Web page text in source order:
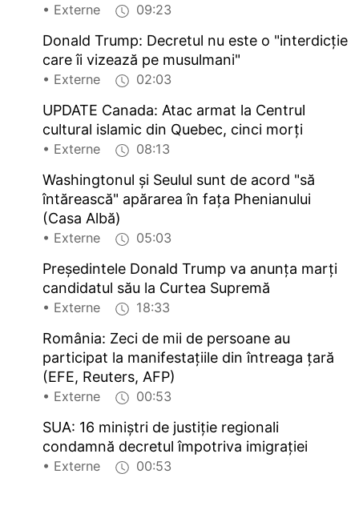
• Externe 09:23
Donald Trump: Decretul nu este o "interdicție
care îi vizează pe musulmani"
• Externe 02:03
UPDATE Canada: Atac armat la Centrul
cultural islamic din Quebec, cinci morți
• Externe 08:13
Washingtonul și Seulul sunt de acord "să
întărească" apărarea în fața Phenianului
(Casa Albă)
• Externe 05:03
Președintele Donald Trump va anunța marți
candidatul său la Curtea Supremă
• Externe 18:33
România: Zeci de mii de persoane au
participat la manifestațiile din întreaga țară
(EFE, Reuters, AFP)
• Externe 00:53
SUA: 16 miniștri de justiție regionali
condamnă decretul împotriva imigrației
• Externe 00:53